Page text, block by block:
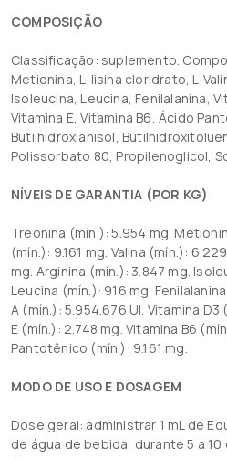
COMPOSIÇÃO
Classificação: suplemento.
Metionina, L-lisina cloridrato, L-
Isoleucina, Leucina, Fenilalanina,
Vitamina E, Vitamina B6, Ácido
Butilhidroxianisol,
Polissorbato 80, Propilenoglicol,
NÍVEIS DE GARANTIA (POR KG)
Treonina (mín.): 5.954 mg.
(mín.): 9.161 mg. Valina (mín.):
mg. Arginina (mín.): 3.847 mg.
Leucina (mín.): 916 mg.
A (mín.): 5.954.676 UI. Vitamina D3
E (mín.): 2.748 mg. Vitamina B6
Pantotênico (mín.): 9.161 mg.
MODO DE USO E DOSAGEM
Dose geral: administrar 1 mL de
de água de bebida, durante 5 a 10